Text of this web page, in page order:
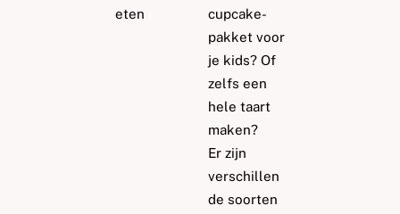
cupcake-
pakket voor
je kids? Of
zelfs een
hele taart
maken?
Er zijn
verschillen
de soorten